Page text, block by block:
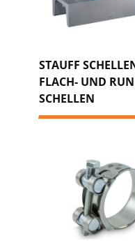
STAUFF
FLACH- UND
SCHELLEN